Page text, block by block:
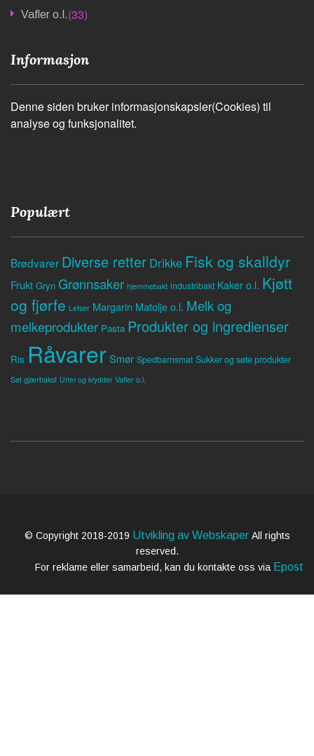
Vafler o.l.(33)
Informasjon
Denne siden bruker informasjonskapsler(Cookies) til
analyse og funksjonalitet.
Populært
Brødvarer Diverse retter Drikke Fisk og skalldyr
Frukt Gryn Grønnsaker hjemmebakt industribakt Kaker o.l. Kjøtt
og fjørfe Lefser Margarin Matolje o.l. Melk og
melkeprodukter Pasta Produkter og ingredienser
Ris RåvarerSmør Spedbarnsmat Sukker og søte produkter
Søt gjærbakst Urter og krydder Vafler o.l.
© Copyright 2018-2019 Utvikling av Webskaper All rights
reserved.
For reklame eller samarbeid, kan du kontakte oss via Epost